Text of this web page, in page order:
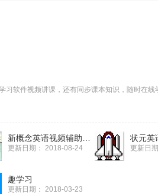
习软件视频讲课，还有同步课本知识，随时在
更新日期： 2018-08-24
状元英
更新日期
趣学习
更新日期： 2018-03-23